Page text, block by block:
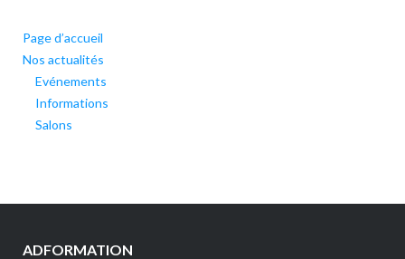
Page d’accueil
Nos actualités
Evénements
Informations
Salons
ADFORMATION